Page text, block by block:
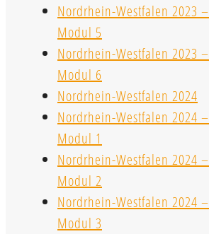
Nordrhein-Westfalen 2023 –
Modul 5
Nordrhein-Westfalen 2023 –
Modul 6
Nordrhein-Westfalen 2024
Nordrhein-Westfalen 2024 –
Modul 1
Nordrhein-Westfalen 2024 –
Modul 2
Nordrhein-Westfalen 2024 –
Modul 3